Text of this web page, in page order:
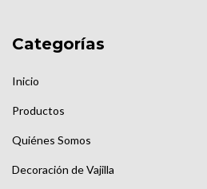
Categorías
Inicio
Productos
Quiénes Somos
Decoración de Vajilla